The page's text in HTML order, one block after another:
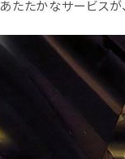
あたたかなサービスが